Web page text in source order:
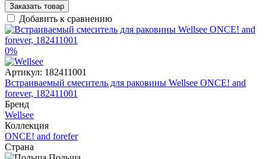
Заказать товар
Добавить к сравнению
0%
Артикул: 182411001
Встраиваемый смеситель для раковины Wellsee ONCE! and
forever, 182411001
Бренд
Wellsee
Коллекция
ONCE! and forefer
Страна